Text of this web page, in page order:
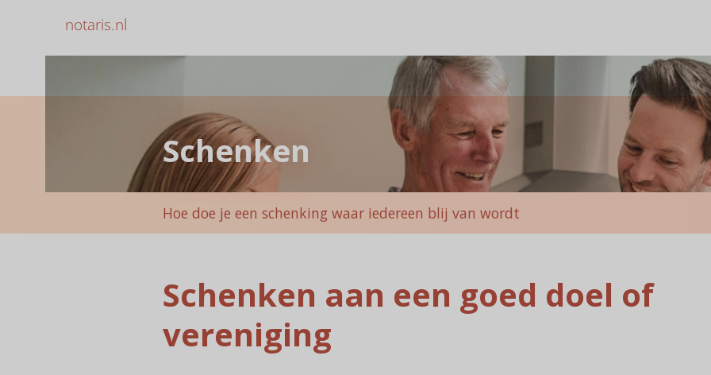
notaris.nl
Schenken
Hoe doe je een schenking waar iedereen blij van wordt
Schenken aan een goed doel of
vereniging